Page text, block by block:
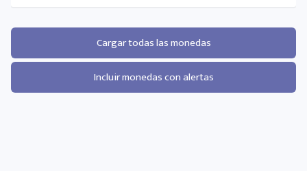
Cargar todas las monedas
Incluir monedas con alertas